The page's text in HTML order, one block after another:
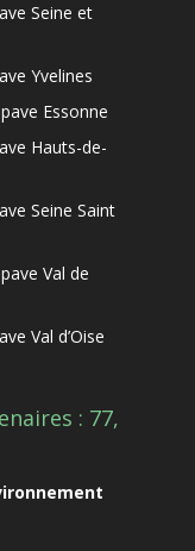
Seine et
Yvelines
Essonne
Hauts-de-
Seine Saint
Val de
Val d’Oise
: 77,